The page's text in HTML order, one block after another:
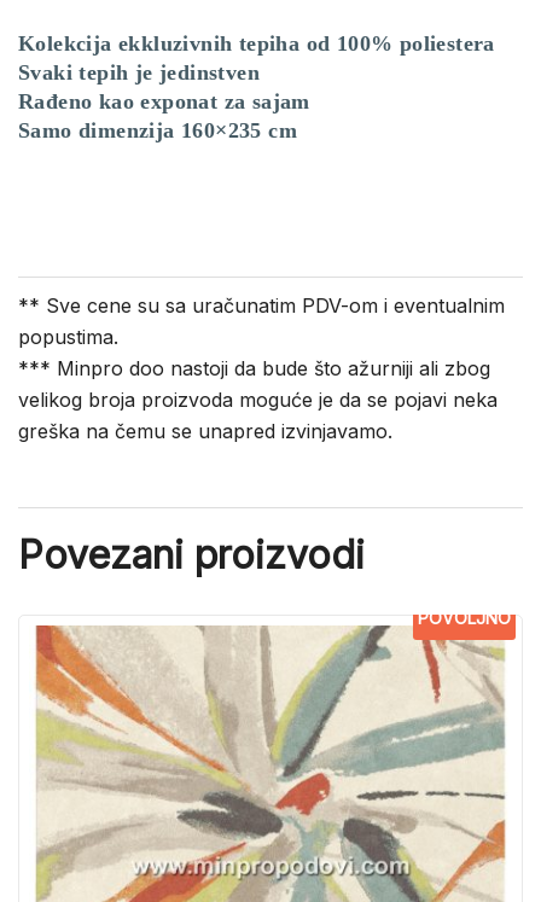
Kolekcija ekkluzivnih tepiha od 100% poliestera
Svaki tepih je jedinstven
Rađeno kao exponat za sajam
Samo dimenzija 160×235 cm
** Sve cene su sa uračunatim PDV-om i eventualnim
popustima.
*** Minpro doo nastoji da bude što ažurniji ali zbog
velikog broja proizvoda moguće je da se pojavi neka
greška na čemu se unapred izvinjavamo.
Povezani proizvodi
POVOLJNO